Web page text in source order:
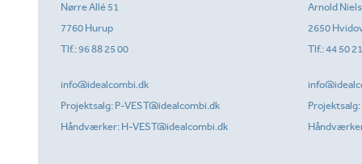
Nørre Allé 51
7760 Hurup
Tlf.:96 88 25 00
info@idealcombi.dk
Projektsalg: P-VEST@idealcombi.dk
Håndværker: H-VEST@idealcombi.dk
Arnold
2650
Tlf.:44 50
Projektsalg: